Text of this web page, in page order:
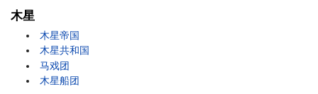
木星
木星帝国
木星共和国
马戏团
木星船团